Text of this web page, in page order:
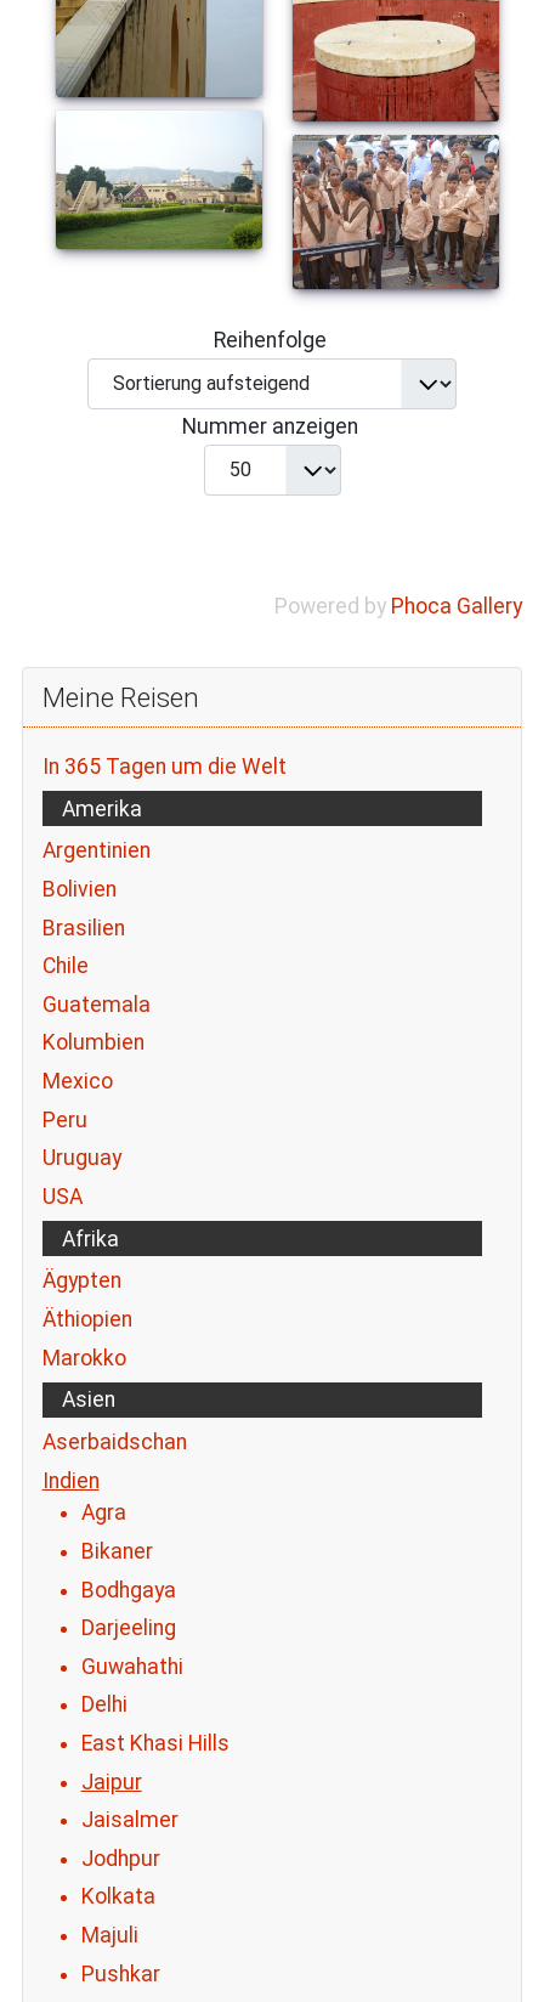
Reihenfolge
Nummer anzeigen
Powered by Phoca Gallery
Meine Reisen
In 365 Tagen um die Welt
Amerika
Argentinien
Bolivien
Brasilien
Chile
Guatemala
Kolumbien
Mexico
Peru
Uruguay
USA
Afrika
Ägypten
Äthiopien
Marokko
Asien
Aserbaidschan
Indien
Agra
Bikaner
Bodhgaya
Darjeeling
Guwahathi
Delhi
East Khasi Hills
Jaipur
Jaisalmer
Jodhpur
Kolkata
Majuli
Pushkar